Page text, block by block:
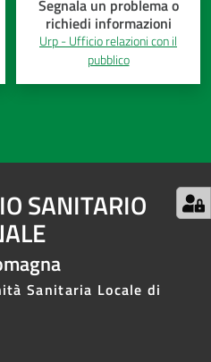
Segnala un problema o
richiedi informazioni
Urp - Ufficio relazioni con il
pubblico
SANITARIO
Sanitaria Locale di